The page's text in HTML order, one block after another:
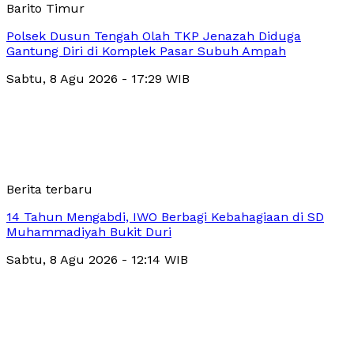
Barito Timur
Polsek Dusun Tengah Olah TKP Jenazah Diduga
Gantung Diri di Komplek Pasar Subuh Ampah
Sabtu, 8 Agu 2026 - 17:29 WIB
Berita terbaru
14 Tahun Mengabdi, IWO Berbagi Kebahagiaan di SD
Muhammadiyah Bukit Duri
Sabtu, 8 Agu 2026 - 12:14 WIB